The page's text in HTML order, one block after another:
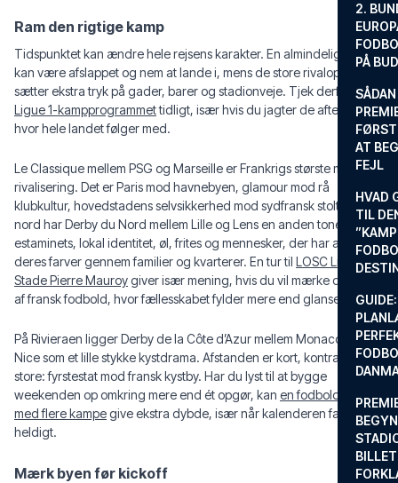
2.
PÅ
AT
FEJL
HVAD
TIL
Ram den rigtige kamp
Tidspunktet kan ændre hele rejsens karakter. En almindelig lørdag
kan være afslappet og nem at lande i, mens de store rivalopgør
sætter ekstra tryk på gader, barer og stadionveje. Tjek derfor
Ligue 1-kampprogrammettidligt, især hvis du jagter de aftener,
hvor hele landet følger med.
Le Classique mellem PSG og Marseille er Frankrigs største moderne
rivalisering. Det er Paris mod havnebyen, glamour mod rå
klubkultur, hovedstadens selvsikkerhed mod sydfransk stolthed. I
nord har Derby du Nord mellem Lille og Lens en anden tone:
estaminets, lokal identitet, øl, frites og mennesker, der har arvet
deres farver gennem familier og kvarterer. En tur til LOSC Lille på
Stade Pierre Mauroygiver især mening, hvis du vil mærke den side
af fransk fodbold, hvor fællesskabet fylder mere end glansen.
På Rivieraen ligger Derby de la Côte d’Azur mellem Monaco og
Nice som et lille stykke kystdrama. Afstanden er kort, kontrasterne
store: fyrstestat mod fransk kystby. Har du lyst til at bygge
weekenden op omkring mere end ét opgør, kan en fodboldrejse
med flere kampegive ekstra dybde, især når kalenderen falder
heldigt.
Mærk byen før kickoff